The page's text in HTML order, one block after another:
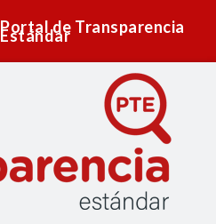
Portal de Transparencia
Estándar